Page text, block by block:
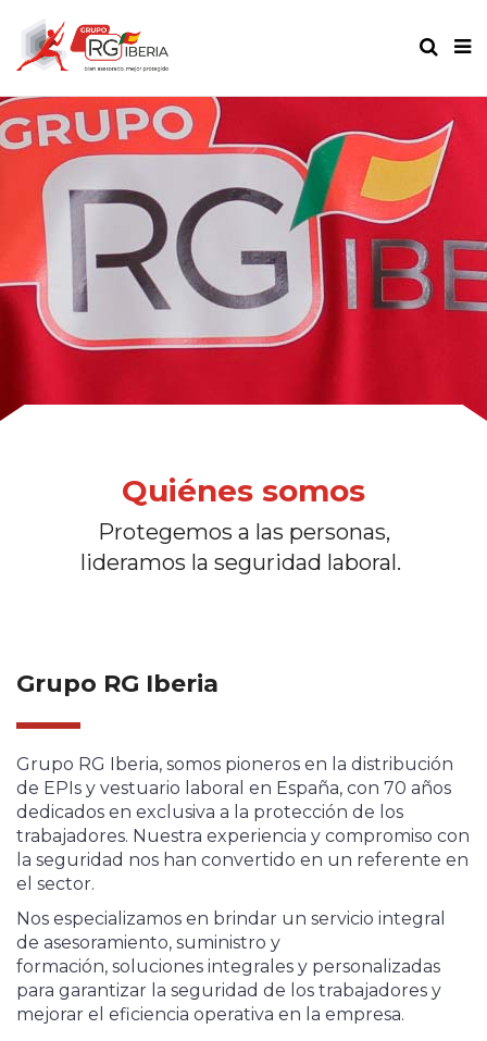
Quiénes somos
Protegemos a las personas,
lideramos la seguridad laboral.
Grupo RG Iberia
Grupo RG Iberia, somos pioneros en la distribución
de EPIs y vestuario laboral en España, con 70 años
dedicados en exclusiva a la protección de los
trabajadores. Nuestra experiencia y compromiso con
la seguridad nos han convertido en un referente en
el sector.
Nos especializamos en brindar un servicio integral
de asesoramiento, suministro y
formación, soluciones integrales y personalizadas
para garantizar la seguridad de los trabajadores y
mejorar el eficiencia operativa en la empresa.